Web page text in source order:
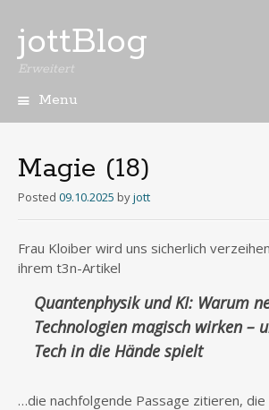
jottBlog
Erweitert
Menu
Magie (18)
Posted 09.10.2025 byjott
Frau Kloiber wird uns sicherlich
ihrem t3n-Artikel
Quantenphysik und KI: Warum
Technologien magisch wirken –
Tech in die Hände spielt
…die nachfolgende Passage zitieren, die